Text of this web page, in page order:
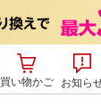
買い物かご
お知ら